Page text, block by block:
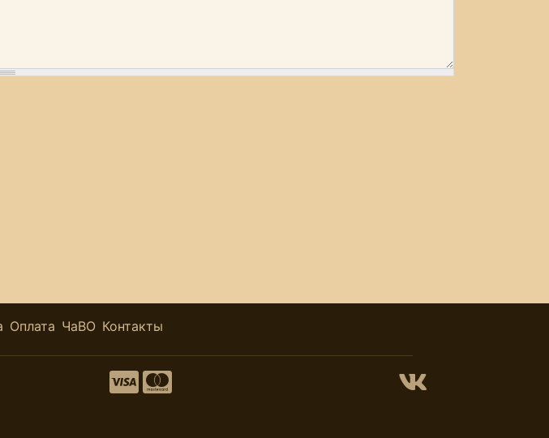
Оплата ЧаВО Контакты